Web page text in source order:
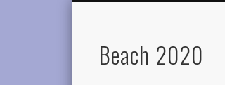
Beach 2020